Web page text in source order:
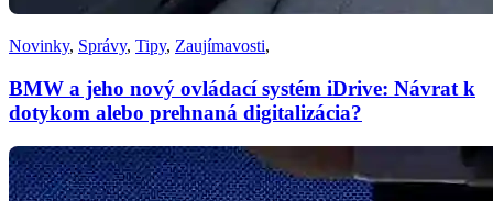
Novinky, Správy, Tipy, Zaujímavosti,
BMW a jeho nový ovládací systém iDrive: Návrat k
dotykom alebo prehnaná digitalizácia?